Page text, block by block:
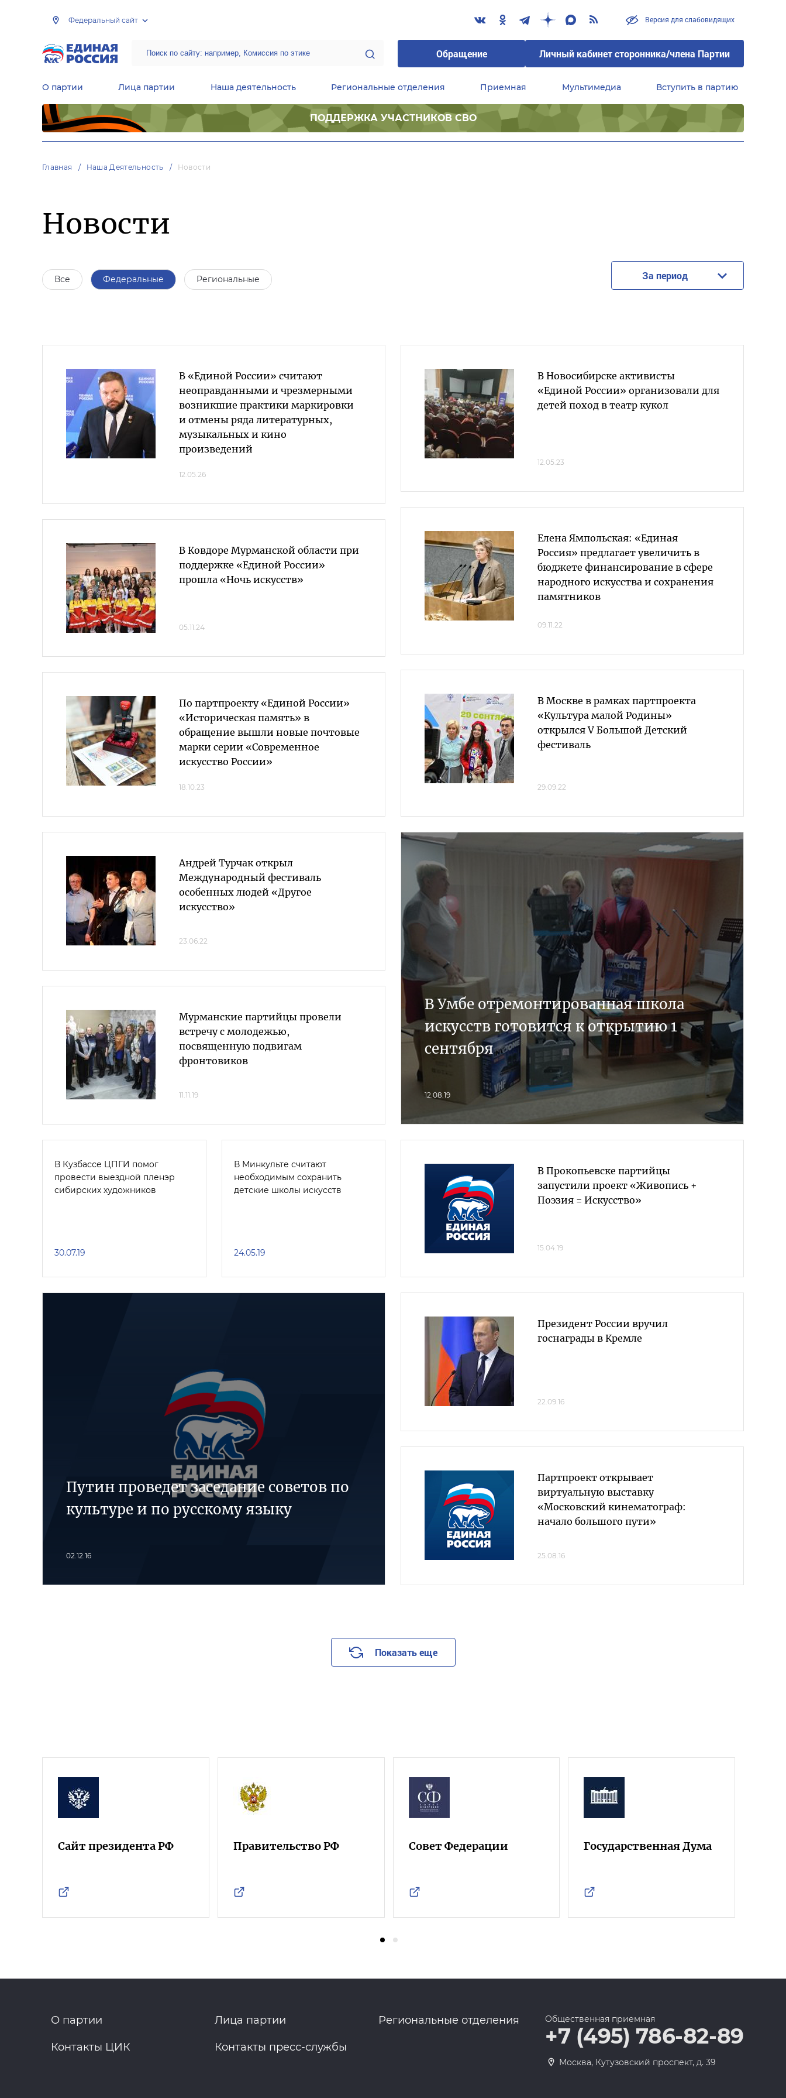
Федеральный сайт Версия для слабовидящих
Обращение Личный кабинет сторонника/члена Партии
О партии Лица партии Наша деятельность Региональные отделения Приемная Мультимедиа Вступить в партию
ПОДДЕРЖКА УЧАСТНИКОВ СВО
Главная Наша Деятельность Новости
Новости
Все Федеральные Региональные За период
В «Единой России» считают
неоправданными и чрезмерными
возникшие практики маркировки
и отмены ряда литературных,
музыкальных и кино
произведений
12.05.26
В Ковдоре Мурманской области при
поддержке «Единой России»
прошла «Ночь искусств»
05.11.24
По партпроекту «Единой России»
«Историческая память» в
обращение вышли новые почтовые
марки серии «Современное
искусство России»
18.10.23
В Новосибирске активисты
«Единой России» организовали для
детей поход в театр кукол
12.05.23
Елена Ямпольская: «Единая
Россия» предлагает увеличить в
бюджете финансирование в сфере
народного искусства и сохранения
памятников
09.11.22
В Москве в рамках партпроекта
«Культура малой Родины»
открылся V Большой Детский
фестиваль
29.09.22
Андрей Турчак открыл
Международный фестиваль
особенных людей «Другое
искусство»
23.06.22
Мурманские партийцы провели
встречу с молодежью,
посвященную подвигам
фронтовиков
11.11.19
В Умбе отремонтированная школа
искусств готовится к открытию 1
сентября
12.08.19
В Кузбассе ЦПГИ помог
провести выездной пленэр
сибирских художников
30.07.19
В Минкульте считают
необходимым сохранить
детские школы искусств
24.05.19
В Прокопьевске партийцы
запустили проект «Живопись +
Поэзия = Искусство»
15.04.19
Путин проведет заседание советов по
культуре и по русскому языку
02.12.16
Президент России вручил
госнаграды в Кремле
22.09.16
Партпроект открывает
виртуальную выставку
«Московский кинематограф:
начало большого пути»
25.08.16
Показать еще
Сайт президента РФ Правительство РФ Совет Федерации Государственная Дума
О партии Лица партии Региональные отделения
Контакты ЦИК Контакты пресс-службы
Общественная приемная
+7 (495) 786-82-89
Москва, Кутузовский проспект, д. 39